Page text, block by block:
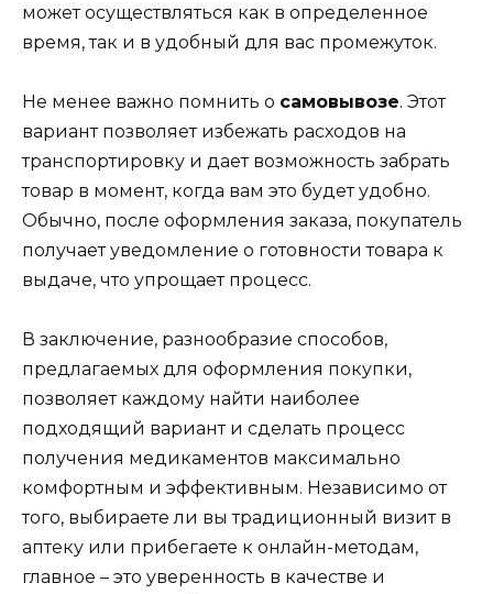
может осуществляться как в определенное
время, так и в удобный для вас промежуток.
Не менее важно помнить о самовывозе. Этот
вариант позволяет избежать расходов на
транспортировку и дает возможность забрать
товар в момент, когда вам это будет удобно.
Обычно, после оформления заказа, покупатель
получает уведомление о готовности товара к
выдаче, что упрощает процесс.
В заключение, разнообразие способов,
предлагаемых для оформления покупки,
позволяет каждому найти наиболее
подходящий вариант и сделать процесс
получения медикаментов максимально
комфортным и эффективным. Независимо от
того, выбираете ли вы традиционный визит в
аптеку или прибегаете к онлайн-методам,
главное – это уверенность в качестве и